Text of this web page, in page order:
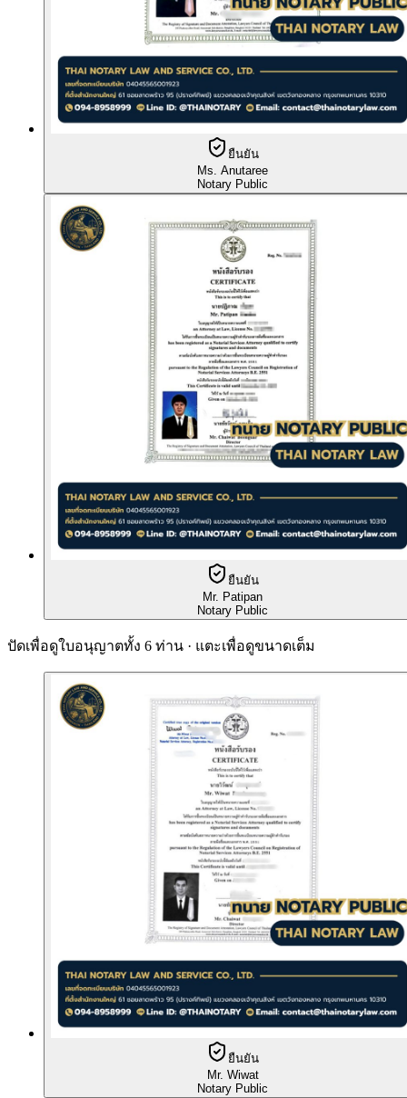
ยืนยัน
Ms. Anutaree
Notary Public
ยืนยัน
Mr. Patipan
Notary Public
ปัดเพื่อดูใบอนุญาตทั้ง 6 ท่าน · แตะเพื่อดูขนาดเต็ม
ยืนยัน
Mr. Wiwat
Notary Public